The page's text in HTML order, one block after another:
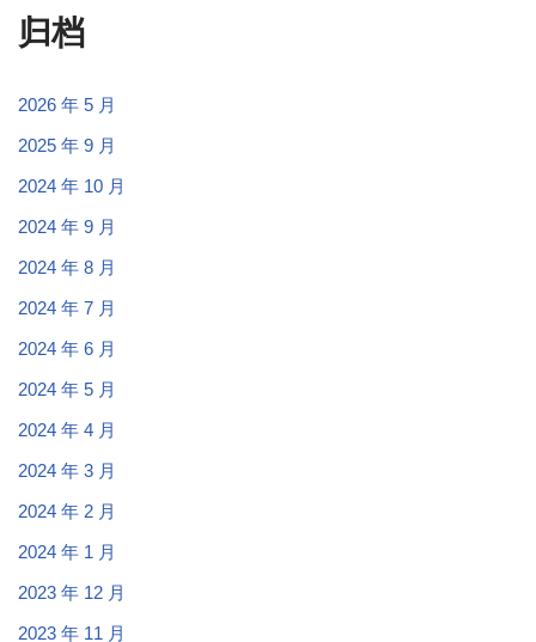
归档
2026 年 5 月
2025 年 9 月
2024 年 10 月
2024 年 9 月
2024 年 8 月
2024 年 7 月
2024 年 6 月
2024 年 5 月
2024 年 4 月
2024 年 3 月
2024 年 2 月
2024 年 1 月
2023 年 12 月
2023 年 11 月